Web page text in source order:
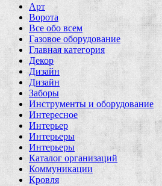
Арт
Ворота
Все обо всем
Газовое оборудование
Главная категория
Декор
Дизайн
Дизайн
Заборы
Инструменты и оборудование
Интересное
Интерьер
Интерьеры
Интерьеры
Каталог организаций
Коммуникации
Кровля